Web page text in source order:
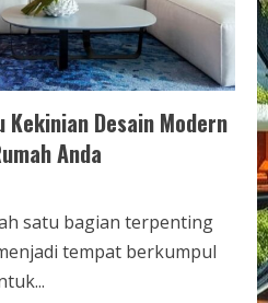
Kekinian Desain Modern
Anda
satu bagian terpenting
tempat berkumpul